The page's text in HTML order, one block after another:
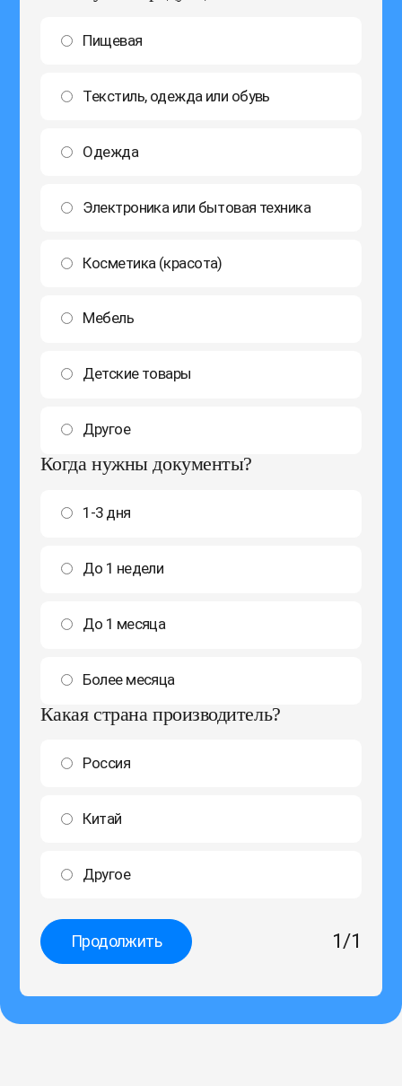
Пищевая
Текстиль, одежда или обувь
Одежда
Электроника или бытовая техника
Косметика (красота)
Мебель
Детские товары
Другое
Когда нужны документы?
1-3 дня
До 1 недели
До 1 месяца
Более месяца
Какая страна производитель?
Россия
Китай
Другое
Продолжить 1/1